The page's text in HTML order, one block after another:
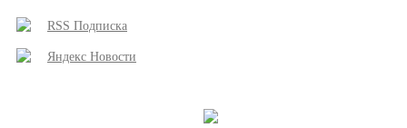
RSS Подписка
Яндекс Новости